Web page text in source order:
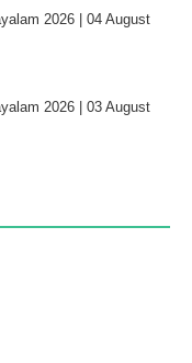
2026 | 04 August
2026 | 03 August